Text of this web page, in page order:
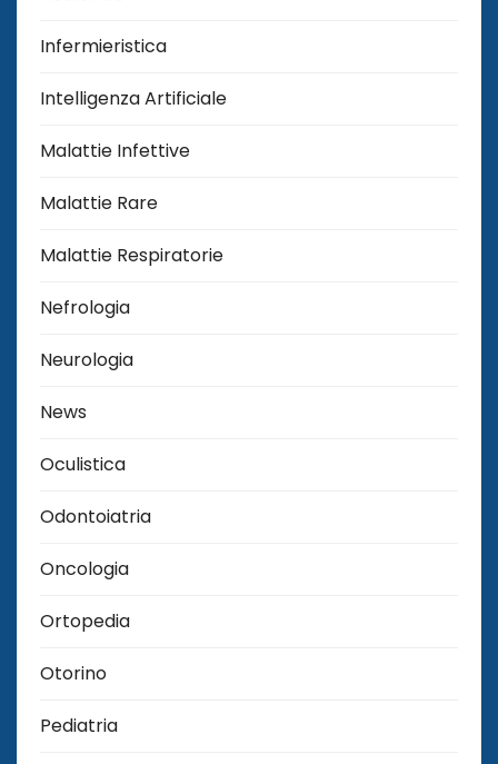
Infermieristica
Intelligenza Artificiale
Malattie Infettive
Malattie Rare
Malattie Respiratorie
Nefrologia
Neurologia
News
Oculistica
Odontoiatria
Oncologia
Ortopedia
Otorino
Pediatria